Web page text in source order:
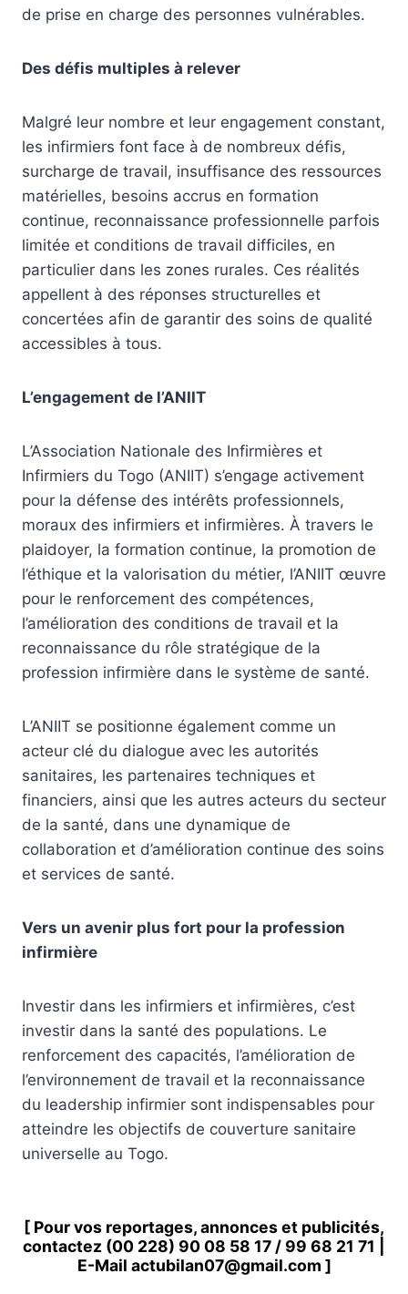
de prise en charge des personnes vulnérables.
Des défis multiples à relever
Malgré leur nombre et leur engagement constant,
les infirmiers font face à de nombreux défis,
surcharge de travail, insuffisance des ressources
matérielles, besoins accrus en formation
continue, reconnaissance professionnelle parfois
limitée et conditions de travail difficiles, en
particulier dans les zones rurales. Ces réalités
appellent à des réponses structurelles et
concertées afin de garantir des soins de qualité
accessibles à tous.
L’engagement de l’ANIIT
L’Association Nationale des Infirmières et
Infirmiers du Togo (ANIIT) s’engage activement
pour la défense des intérêts professionnels,
moraux des infirmiers et infirmières. À travers le
plaidoyer, la formation continue, la promotion de
l’éthique et la valorisation du métier, l’ANIIT œuvre
pour le renforcement des compétences,
l’amélioration des conditions de travail et la
reconnaissance du rôle stratégique de la
profession infirmière dans le système de santé.
L’ANIIT se positionne également comme un
acteur clé du dialogue avec les autorités
sanitaires, les partenaires techniques et
financiers, ainsi que les autres acteurs du secteur
de la santé, dans une dynamique de
collaboration et d’amélioration continue des soins
et services de santé.
Vers un avenir plus fort pour la profession
infirmière
Investir dans les infirmiers et infirmières, c’est
investir dans la santé des populations. Le
renforcement des capacités, l’amélioration de
l’environnement de travail et la reconnaissance
du leadership infirmier sont indispensables pour
atteindre les objectifs de couverture sanitaire
universelle au Togo.
[ Pour vos reportages, annonces et publicités,
contactez (00 228) 90 08 58 17 / 99 68 21 71
E-Mail actubilan07@gmail.com ]